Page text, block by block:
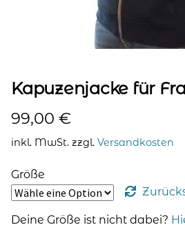
Kapuzenjacke für
99,00 €
inkl. MwSt. zzgl. Versandkosten
Größe
Deine Größe ist nicht dabei?